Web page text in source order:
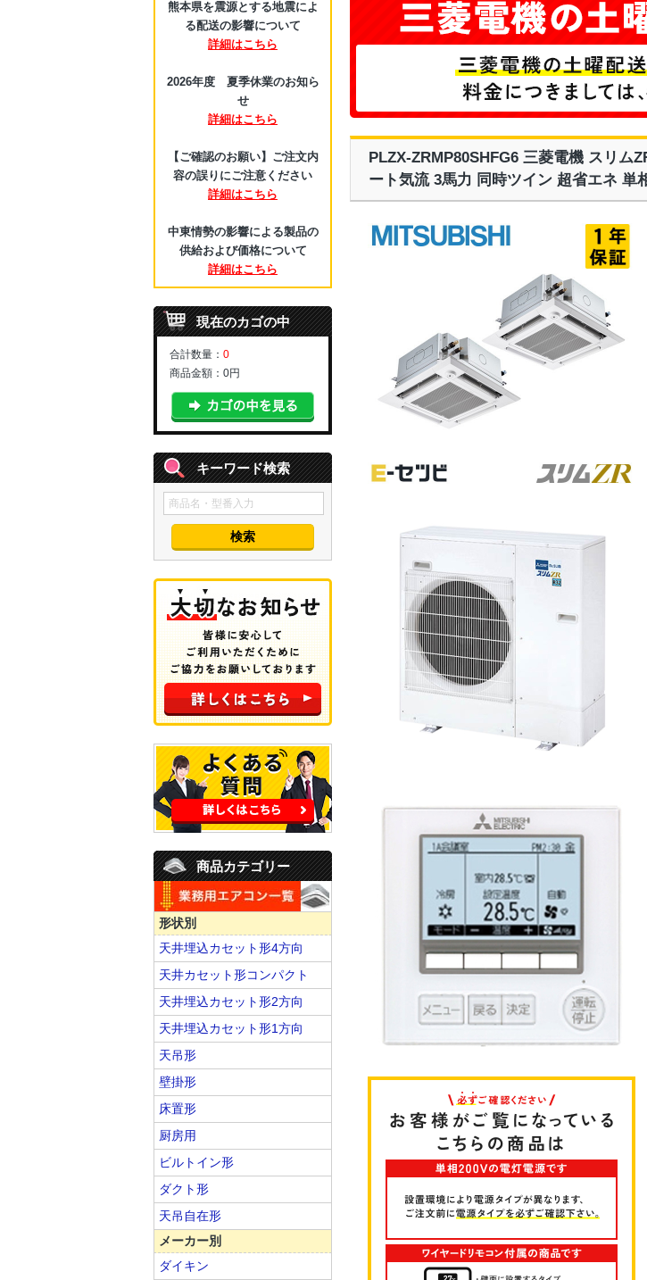
PLZX-ZRMP80SHFG6 三菱電機 スリム
ート気流 3馬力 同時ツイン 超省エネ 単
熊本県を震源とする地震によ
る配送の影響について
詳細はこちら
2026年度 夏季休業のお知ら
せ
詳細はこちら
【ご確認のお願い】ご注文内
容の誤りにご注意ください
詳細はこちら
中東情勢の影響による製品の
供給および価格について
詳細はこちら
現在のカゴの中
合計数量： 0
商品金額： 0円
キーワード検索
商品カテゴリー
形状別
天井埋込カセット形4方向
天井カセット形コンパクト
天井埋込カセット形2方向
天井埋込カセット形1方向
天吊形
壁掛形
床置形
厨房用
ビルトイン形
ダクト形
天吊自在形
メーカー別
ダイキン